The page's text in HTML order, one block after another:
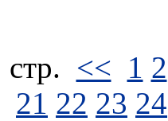
стp. << 1 2
21 22 23 24